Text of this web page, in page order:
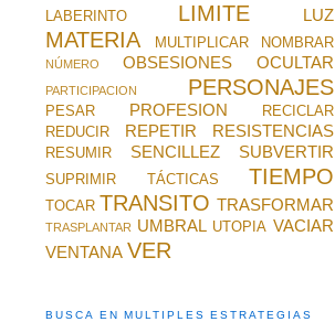
LABERINTO LIMITE LUZ
MATERIA MULTIPLICAR NOMBRAR
NÚMERO OBSESIONES OCULTAR
PARTICIPACION PERSONAJES
PESAR PROFESION
RECICLAR
REDUCIR
REPETIR RESISTENCIAS
RESUMIR SENCILLEZ SUBVERTIR
SUPRIMIR TÁCTICAS TIEMPO
TOCAR TRANSITO TRASFORMAR
TRASPLANTAR UMBRAL UTOPIA VACIAR
VENTANA VER
BUSCA EN MULTIPLES ESTRATEGIAS